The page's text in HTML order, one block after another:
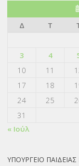
Δ
Τ
3
4
10
11
17
18
24
25
31
« Ιούλ
ΥΠΟΥΡΓΕΙΟ